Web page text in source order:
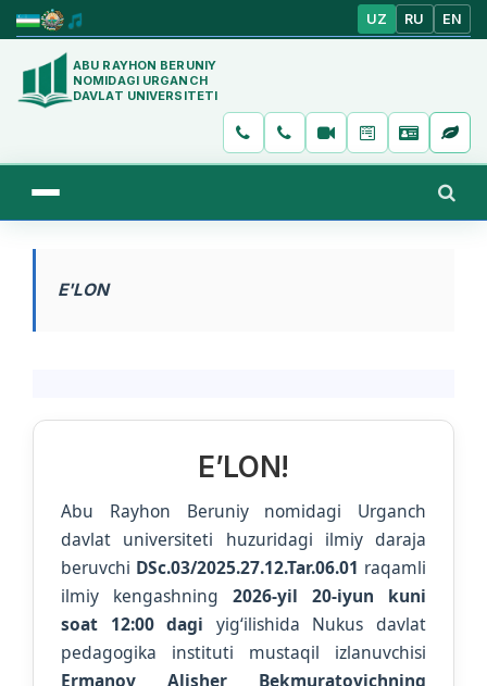
UZ RU EN
ABU RAYHON BERUNIY
NOMIDAGI URGANCH
DAVLAT UNIVERSITETI
E'LON
E’LON!
Abu Rayhon Beruniy nomidagi Urganch
davlat universiteti huzuridagi ilmiy daraja
beruvchi DSc.03/2025.27.12.Tar.06.01 raqamli
ilmiy kengashning 2026-yil 20-iyun kuni
soat 12:00 dagi yig‘ilishida Nukus davlat
pedagogika instituti mustaqil izlanuvchisi
Ermanov Alisher Bekmuratovichning